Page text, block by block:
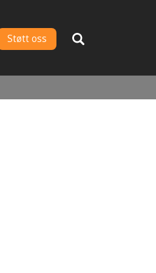
Støtt oss